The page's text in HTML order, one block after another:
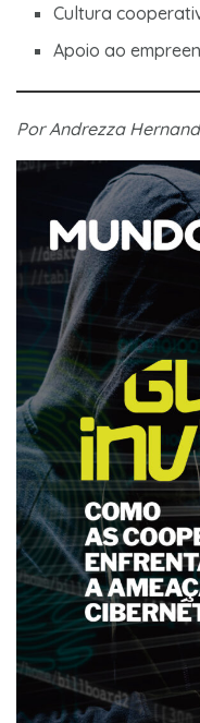
Cultura
Apoio ao
Por Andrezza